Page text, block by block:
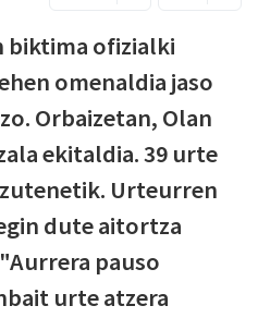
biktima ofizialki
omenaldia jaso
Orbaizetan, Olan
ekitaldia. 39 urte
Urteurren
dute aitortza
pauso
urte atzera